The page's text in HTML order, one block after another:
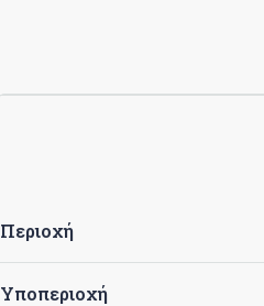
Περιοχή
Υποπεριοχή